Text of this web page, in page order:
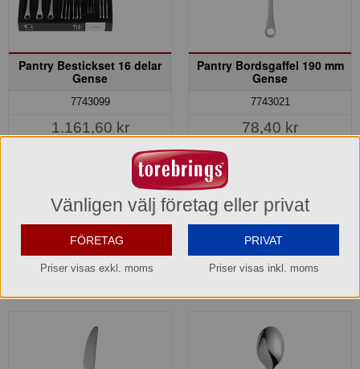
Pantry Bestickset 16 delar
Gense
7743099
1.161,60 kr
1*16 del
kr/del
Lagerinfo »
Köp »
Pantry Bordsgaffel 190 mm
Gense
7743021
78,40 kr
Del av förpackning =
Hel förpackning = 12*1 st
Lagerinfo »
Köp »
Vänligen välj företag eller privat
FÖRETAG
Priser visas exkl. moms
PRIVAT
Priser visas inkl. moms